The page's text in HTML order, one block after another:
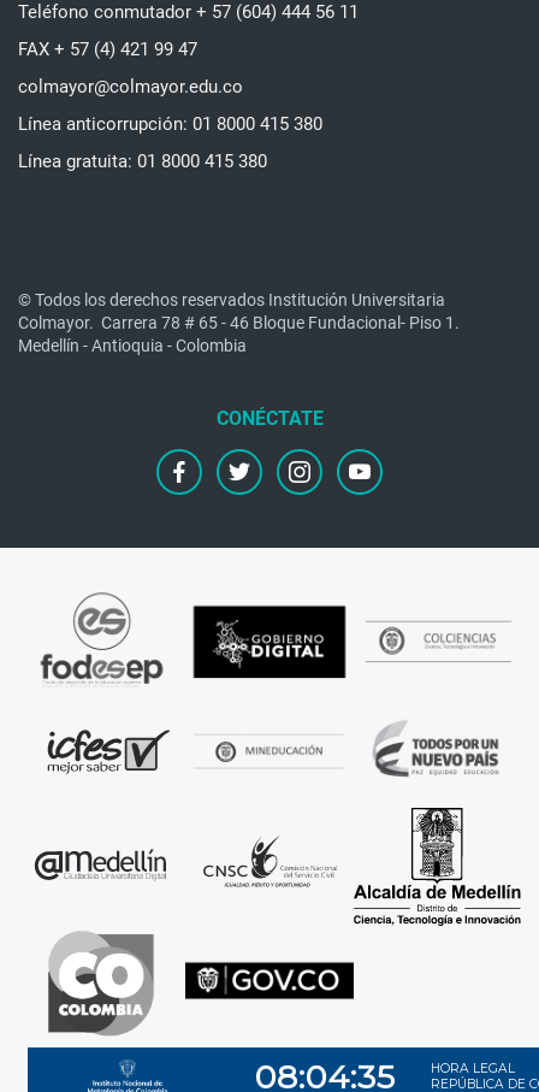
Teléfono conmutador + 57 (604) 444 56 11
FAX + 57 (4) 421 99 47
colmayor@colmayor.edu.co
Línea anticorrupción: 01 8000 415 380
Línea gratuita: 01 8000 415 380
© Todos los derechos reservados Institución Universitaria
Colmayor. Carrera 78 # 65 - 46 Bloque Fundacional- Piso 1.
Medellín - Antioquia - Colombia